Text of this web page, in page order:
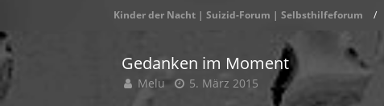
Kinder der Nacht | Suizid-Forum | Selbsthilfeforum
Gedanken im Moment
Melu 5. März 2015